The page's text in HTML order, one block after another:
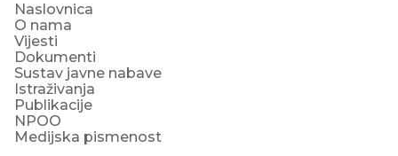
Naslovnica
O nama
Vijesti
Dokumenti
Sustav javne nabave
Istraživanja
Publikacije
NPOO
Medijska pismenost